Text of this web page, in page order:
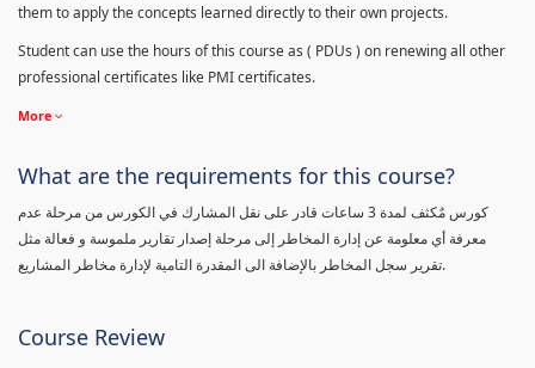
them to apply the concepts learned directly to their own projects.
Student can use the hours of this course as ( PDUs ) on renewing all other
professional certificates like PMI certificates.
More
What are the requirements for this course?
كورس مٌكثف لمدة 3 ساعات قادر على نقل المشارك في الكورس من مرحلة عدم
معرفة أي معلومة عن إدارة المخاطر إلى مرحلة إصدار تقارير ملموسة و فعالة مثل
تقرير سجل المخاطر بالإضافة الى المقدرة التامية لإدارة مخاطر المشاريع.
Course Review